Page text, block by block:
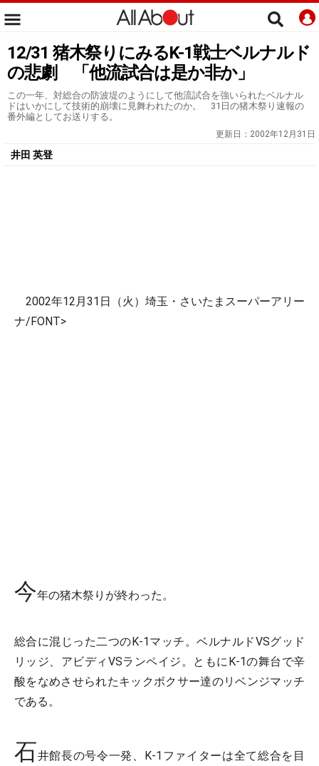
12/31 猪木祭りにみるK-1戦士ベルナルド
の悲劇 「他流試合は是か非か」
この一年、対総合の防波堤のようにして他流試合を強いられたベルナル
ドはいかにして技術的崩壊に見舞われたのか。 31日の猪木祭り速報の
番外編としてお送りする。
更新日： 2002年12月31日
井田 英登
2002年12月31日（火）埼玉・さいたまスーパーアリー
ナ/FONT>
今年の猪木祭りが終わった。
総合に混じった二つのK-1マッチ。ベルナルドVSグッド
リッジ、アビディVSランペイジ。ともにK-1の舞台で辛
酸をなめさせられたキックボクサー達のリベンジマッチ
である。
石井館長の号令一発、K-1ファイターは全て総合を目